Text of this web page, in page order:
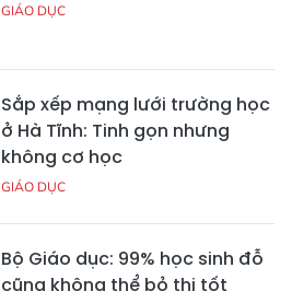
GIÁO DỤC
Sắp xếp mạng lưới trường học
ở Hà Tĩnh: Tinh gọn nhưng
không cơ học
GIÁO DỤC
Bộ Giáo dục: 99% học sinh đỗ
cũng không thể bỏ thi tốt